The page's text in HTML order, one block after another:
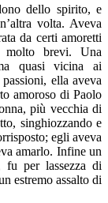
dello spirito, e
volta. Aveva
da certi amoretti
brevi. Una
quasi vicina ai
ella aveva
amoroso di Paolo
più vecchia di
singhiozzando e
egli aveva
amarlo. Infine un
fu per lassezza di
estremo assalto di